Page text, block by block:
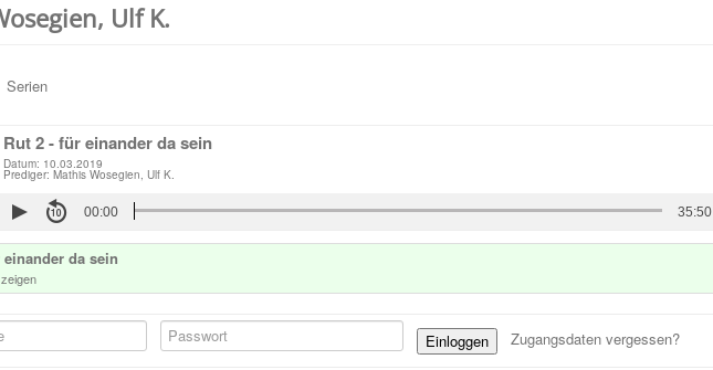
Ulf K.
Serien
Rut 2 - für einander da sein
Datum: 10.03.2019
Prediger: Mathis Wosegien, Ulf K.
00:00 35:50
einander da sein
Einloggen Zugangsdaten vergessen?